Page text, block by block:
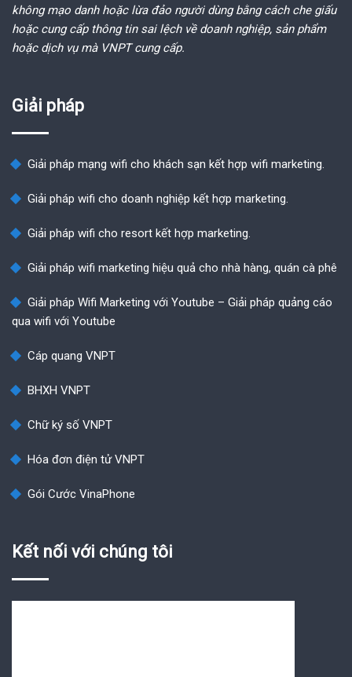
không mạo danh hoặc lừa đảo người dùng bằng cách che giấu
hoặc cung cấp thông tin sai lệch về doanh nghiệp, sản phẩm
hoặc dịch vụ mà VNPT cung cấp.
Giải pháp
Giải pháp mạng wifi cho khách sạn kết hợp wifi marketing.
Giải pháp wifi cho doanh nghiệp kết hợp marketing.
Giải pháp wifi cho resort kết hợp marketing.
Giải pháp wifi marketing hiệu quả cho nhà hàng, quán cà phê
Giải pháp Wifi Marketing với Youtube – Giải pháp quảng cáo
qua wifi với Youtube
Cáp quang VNPT
BHXH VNPT
Chữ ký số VNPT
Hóa đơn điện tử VNPT
Gói Cước VinaPhone
Kết nối với chúng tôi